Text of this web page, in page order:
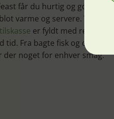
får du hurtig og god
varme og servere. Vores
er fyldt med retter,
tid. Fra bagte fisk og
der noget for enhver smag.